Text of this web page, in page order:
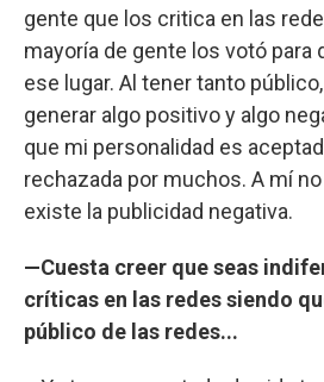
gente que los critica en las
mayoría de gente los votó para
ese lugar. Al tener tanto
generar algo positivo y algo
que mi personalidad es
rechazada por muchos. A mí
existe la publicidad negativa.
—Cuesta creer que seas
críticas en las redes siendo
público de las redes...